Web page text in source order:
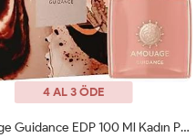
4 AL 3 ÖDE
Parfums De Marly Valaya Exclusif Edp Kadın Parfüm 75 Ml ARC JLT